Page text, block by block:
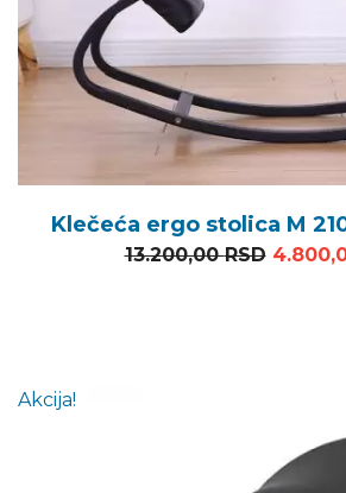
Klečeća ergo stolica M
13.200,00RSD
Akcija!